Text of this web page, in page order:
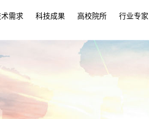
术需求 科技成果 高校院所 行业专家